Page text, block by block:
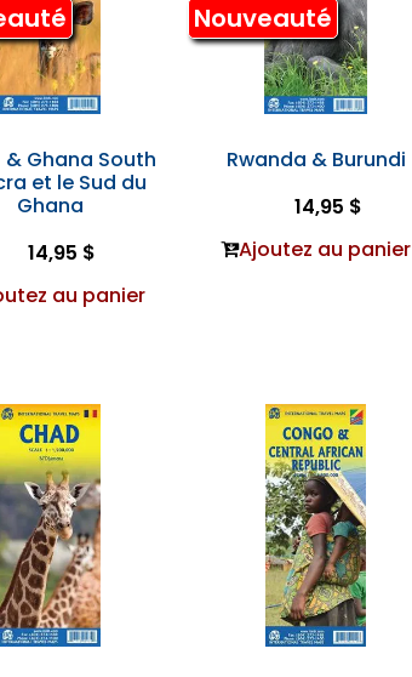
Ghana South
et le Sud du
Ghana
14,95 $
au panier
Nouveauté
Rwanda & Burundi
14,95 $
Ajoutez au panier